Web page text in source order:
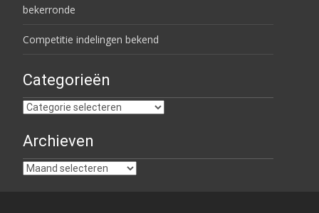
bekerronde
Competitie indelingen bekend
Categorieën
Categorieën
Archieven
Archieven